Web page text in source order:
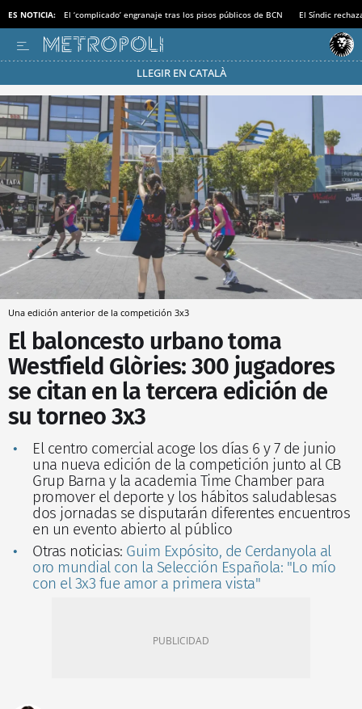
ES NOTICIA: El ‘complicado’ engranaje tras los pisos públicos de BCN El Síndic
LLEGIR EN CATALÀ
Pásate al MODO AHORRO
Una edición anterior de la competición 3x3
El baloncesto urbano toma
Westfield Glòries: 300 jugadores
se citan en la tercera edición de
su torneo 3x3
El centro comercial acoge los días 6 y 7 de junio
una nueva edición de la competición junto al CB
Grup Barna y la academia Time Chamber para
promover el deporte y los hábitos saludablesas
dos jornadas se disputarán diferentes encuentros
en un evento abierto al público
Otras noticias: Guim Expósito, de Cerdanyola al
oro mundial con la Selección Española: "Lo mío
con el 3x3 fue amor a primera vista"